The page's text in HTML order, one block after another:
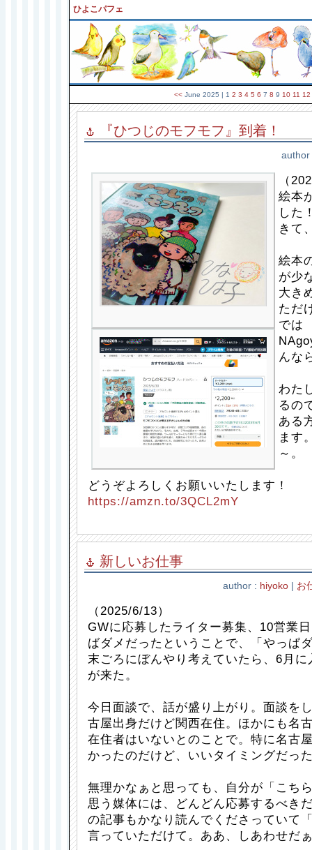
ひよこパフェ
<< June 2025 | 1 2 3 4 5 6 7 8 9 10 11 12
『ひつじのモフモフ』到着！
（
絵本
した
きて
絵本
が少
大き
ただ
では
んな
わた
るの
ある
ます
～。
どうぞよろしくお願いいたします！
https://amzn.to/3QCL2mY
新しいお仕事
author : hiyoko お
（2025/6/13）
GWに応募したライター募集、10営業
ばダメだったということで、「やっぱ
末ごろにぼんやり考えていたら、6月
が来た。
今日面談で、話が盛り上がり。面談を
古屋出身だけど関西在住。ほかにも名
在住者はいないとのことで。特に名古
かったのだけど、いいタイミングだっ
無理かなぁと思っても、自分が「こち
思う媒体には、どんどん応募するべき
の記事もかなり読んでくださっていて
言っていただけて。ああ、しあわせだ